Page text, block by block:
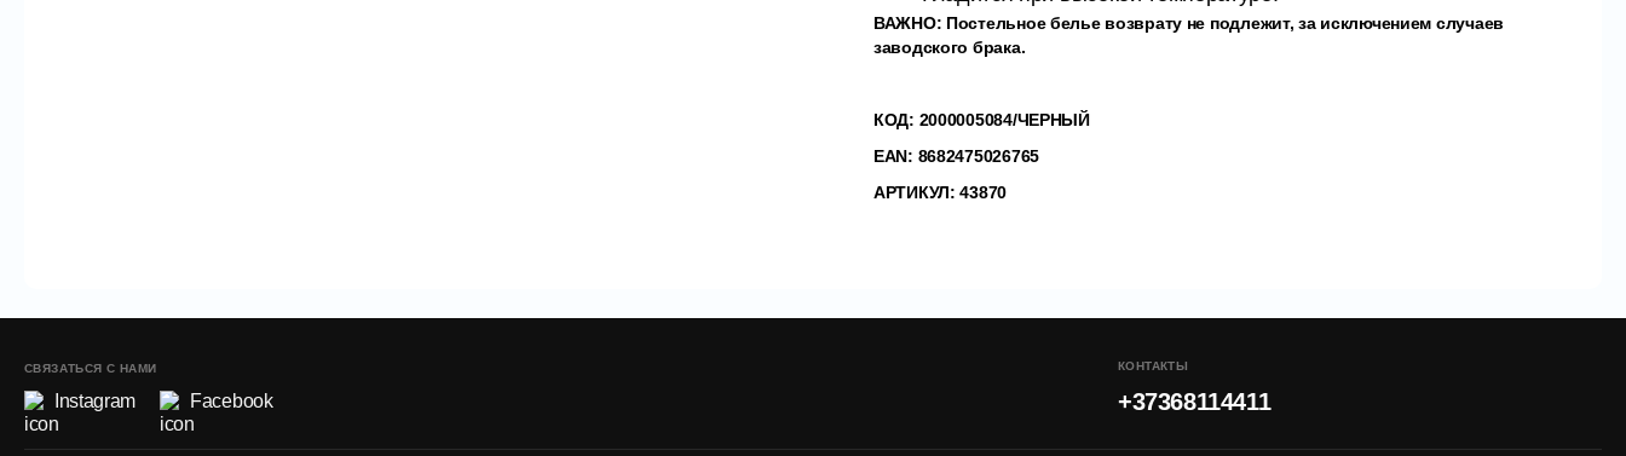
ВАЖНО: Постельное белье возврату не подлежит, за исключением случаев
заводского брака.
КОД: 2000005084/ЧЕРНЫЙ
EAN: 8682475026765
АРТИКУЛ: 43870
СВЯЗАТЬСЯ С НАМИ
Instagram Facebook
КОНТАКТЫ
+37368114411